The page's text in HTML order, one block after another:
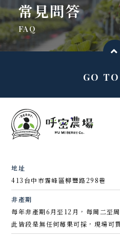
常見問答
FAQ
GO
地址
413台中市霧峰區柳豐路298巷
非產期
每年非產期6月至12月，每周二至
此皆段是無任何莓果可採，現場可